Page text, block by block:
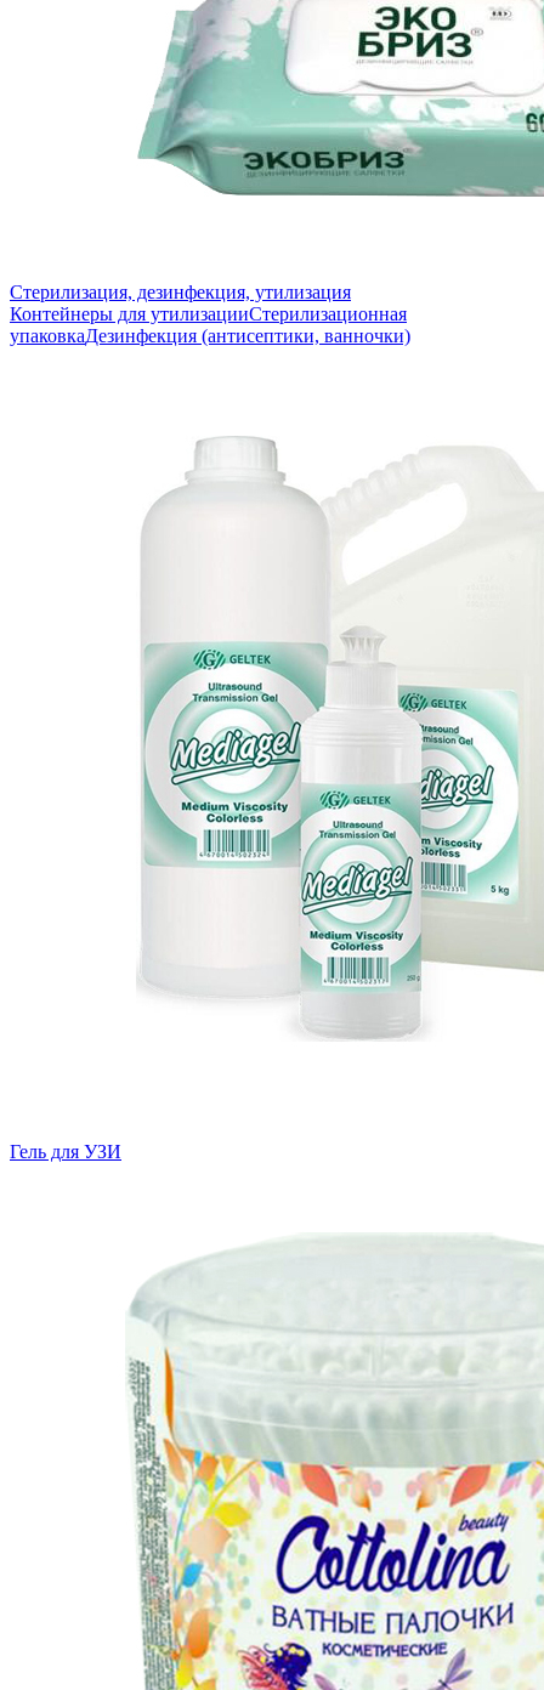
Стерилизация, дезинфекция, утилизация
Контейнеры для утилизацииСтерилизационная
упаковкаДезинфекция (антисептики, ванночки)
Гель для УЗИ